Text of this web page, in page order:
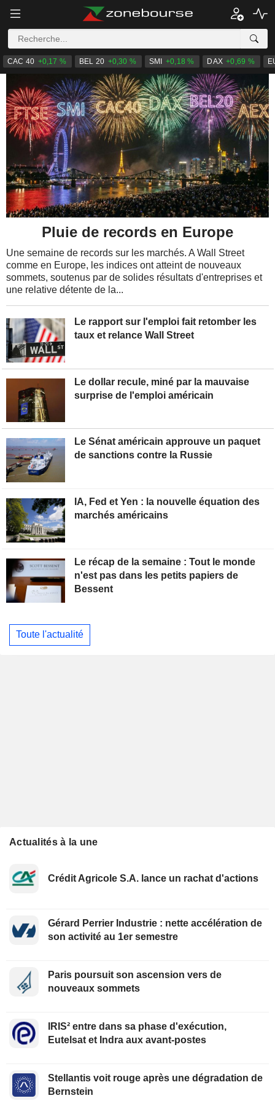
CAC 40 +0,17 % BEL 20 +0,30 % SMI +0,18 % DAX +0,69 %
Le rapport sur l'emploi fait retomber les
taux et relance Wall Street
Le dollar recule, miné par la mauvaise
surprise de l'emploi américain
Pluie de records en Europe
Une semaine de records sur les marchés. A Wall Street
comme en Europe, les indices ont atteint de nouveaux
sommets, soutenus par de solides résultats d'entreprises et
une relative détente de la...
Le Sénat américain approuve un paquet
de sanctions contre la Russie
IA, Fed et Yen : la nouvelle équation des
marchés américains
Le récap de la semaine : Tout le monde
n'est pas dans les petits papiers de
Bessent
Toute l'actualité
Actualités à la une
Crédit Agricole S.A. lance un rachat d'actions
Gérard Perrier Industrie : nette accélération de
son activité au 1er semestre
Paris poursuit son ascension vers de
nouveaux sommets
IRIS² entre dans sa phase d'exécution,
Eutelsat et Indra aux avant-postes
Stellantis voit rouge après une dégradation de
Bernstein